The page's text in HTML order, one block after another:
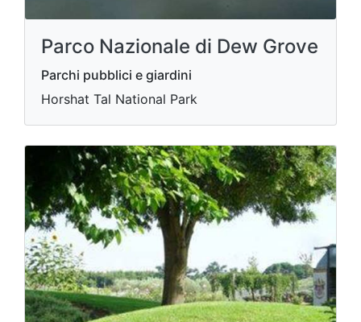
Parco Nazionale di Dew Grove
Parchi pubblici e giardini
Horshat Tal National Park